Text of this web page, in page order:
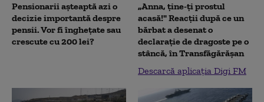
Pensionarii așteaptă azi o
decizie importantă despre
pensii. Vor fi înghețate sau
crescute cu 200 lei?
„Anna, ţine-ţi prostul
acasă!" Reacţii după ce un
bărbat a desenat o
declaraţie de dragoste pe o
stâncă, în Transfăgărăşan
Descarcă aplicația Digi FM